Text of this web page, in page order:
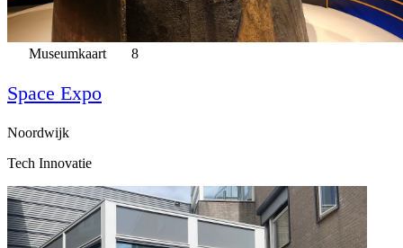
Museumkaart 8
Space Expo
Noordwijk
Tech Innovatie